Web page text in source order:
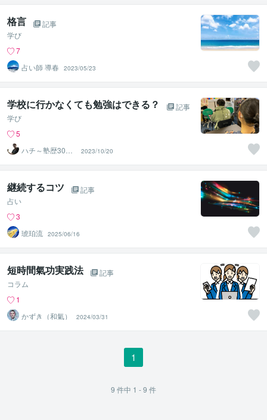
格言
記事
学び
7
占い師 導春
2023/05/23
学校に行かなくても勉強はできる？
記事
学び
5
ハチ～塾歴30年
以上～
2023/10/20
継続するコツ
記事
占い
3
琥珀流 2025/06/16
短時間氣功実践法
記事
コラム
1
かずき（和氣）
2024/03/31
1
9 件中 1 - 9 件